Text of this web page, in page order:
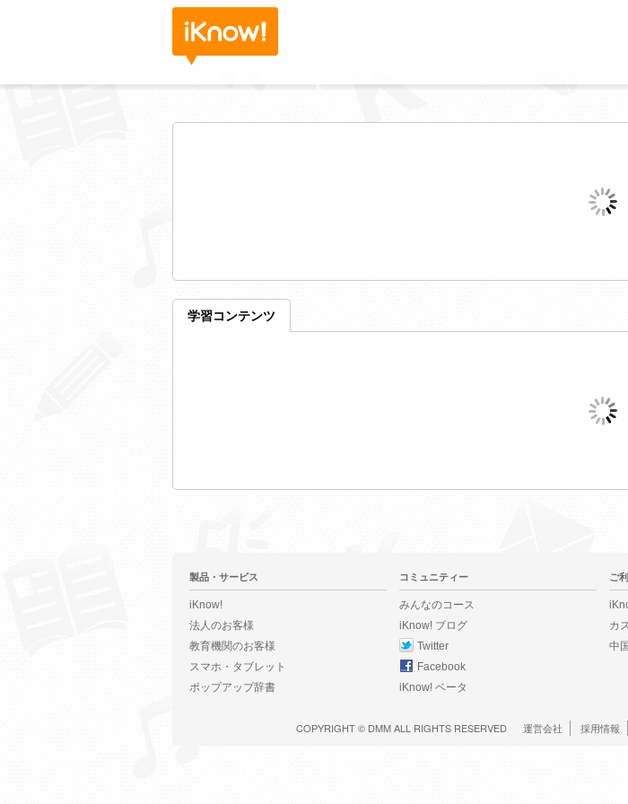
学習コンテンツ
製品・サービス
iKnow!
法人のお客様
教育機関のお客様
スマホ・タブレット
ポップアップ辞書
コミュニティー
みんなのコース
iKnow! ブログ
Twitter
Facebook
iKnow! ベータ
ご
カ
中
COPYRIGHT © DMMALL RIGHTS RESERVED 運営会社 採用情報